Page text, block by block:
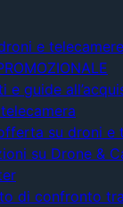
e telecamere
e guide
su droni e
su Drone &
di confronto